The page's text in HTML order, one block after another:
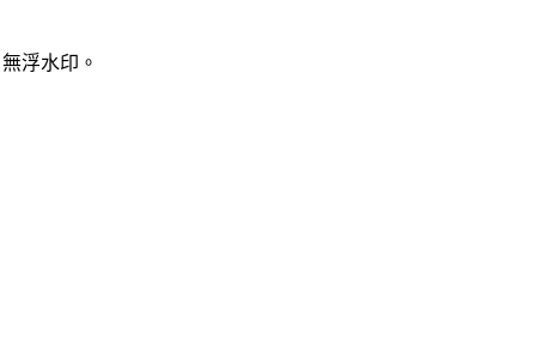
浮水印。